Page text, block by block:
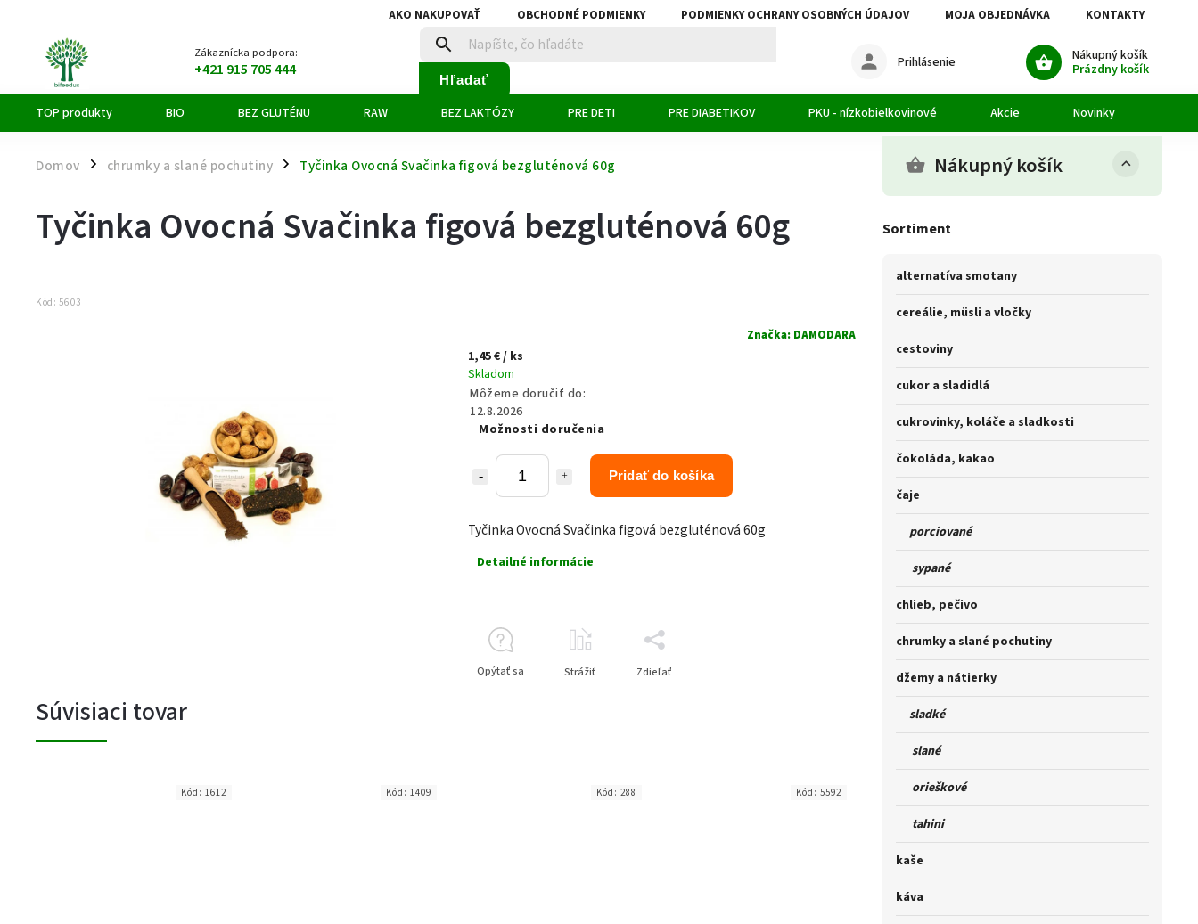
AKO NAKUPOVAŤ OBCHODNÉ PODMIENKY PODMIENKY OCHRANY OSOBNÝCH ÚDAJOV MOJA OBJEDNÁVKA KONTAKTY
Zákaznícka podpora:
+421 915 705 444 Hľadať
Nákupný košík
Prázdny košík
Prihlásenie
TOP produkty BIO BEZ GLUTÉNU RAW BEZ LAKTÓZY PRE DETI PRE DIABETIKOV PKU - nízkobielkovinové Akcie Novinky
Domov / chrumky a slané pochutiny / Tyčinka Ovocná Svačinka figová bezgluténová 60g Nákupný košík
Sortiment
alternatíva smotany
cereálie, müsli a vločky
cestoviny
cukor a sladidlá
cukrovinky, koláče a sladkosti
čokoláda, kakao
čaje
porciované
sypané
chlieb, pečivo
chrumky a slané pochutiny
džemy a nátierky
sladké
slané
orieškové
tahini
kaše
káva
Tyčinka Ovocná Svačinka figová bezgluténová 60g
Kód: 5603
Značka: DAMODARA
1,45 €/ ks
Skladom
Môžeme doručiť do:
12.8.2026
Možnosti doručenia
Pridať do košíka
Tyčinka Ovocná Svačinka figová bezgluténová 60g
Detailné informácie
Opýtať sa Strážiť Zdieľať
Súvisiaci tovar
Kód: 1612 Kód: 1409 Kód: 288 Kód: 5592